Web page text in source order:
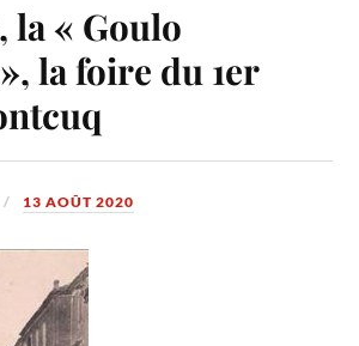
la « Goulo
la foire du 1er
13 AOÛT 2020